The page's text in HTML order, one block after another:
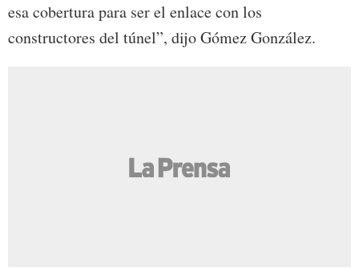
esa cobertura para ser el enlace con los
constructores del túnel”, dijo Gómez González.